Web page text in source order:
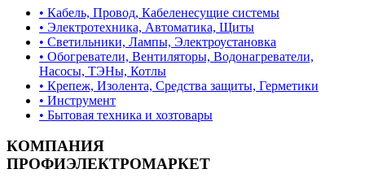
• Кабель, Провод, Кабеленесущие системы
• Электротехника, Автоматика, Щиты
• Светильники, Лампы, Электроустановка
• Обогреватели, Вентиляторы, Водонагреватели,
Насосы, ТЭНы, Котлы
• Крепеж, Изолента, Средства защиты, Герметики
• Инструмент
• Бытовая техника и хозтовары
КОМПАНИЯ
ПРОФИЭЛЕКТРОМАРКЕТ